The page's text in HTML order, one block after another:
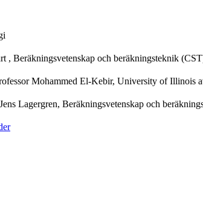
, Beräkningsvetenskap och beräkningsteknik
Mohammed El-Kebir, University of Illinois
Lagergren, Beräkningsvetenskap och